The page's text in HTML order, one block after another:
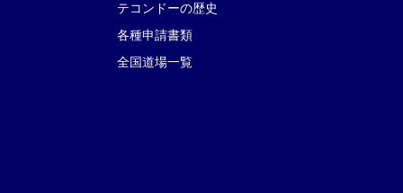
テコンドーの歴史
各種申請書類
全国道場一覧